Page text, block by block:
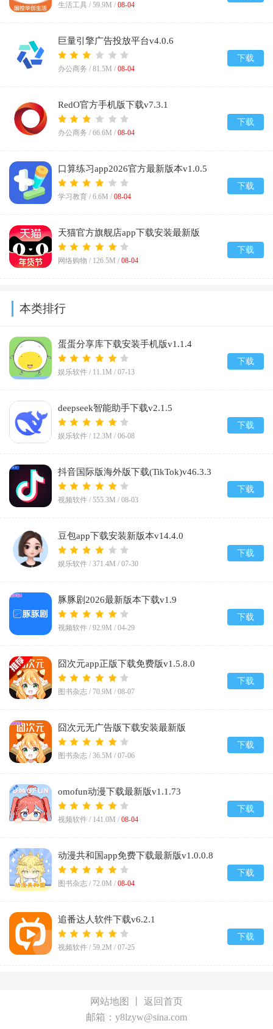
生活工具 / 59.9M / 08-04
巨量引擎广告投放平台v4.0.6
办公商务 / 81.5M / 08-04
下载
RedO官方手机版下载v7.3.1
办公商务 / 66.6M / 08-04
下载
口算练习app2026官方最新版本v1.0.5
学习教育 / 6.6M / 08-04
下载
天猫官方旗舰店app下载安装最新版
v15.86.0
网络购物 / 126.5M / 08-04
下载
本类排行
蛋蛋分享库下载安装手机版v1.1.4
娱乐软件 / 11.1M / 07-13
下载
deepseek智能助手下载v2.1.5
娱乐软件 / 12.3M / 06-08
下载
抖音国际版海外版下载(TikTok)v46.3.3
视频软件 / 555.3M / 08-03
下载
豆包app下载安装新版本v14.4.0
娱乐软件 / 371.4M / 07-30
下载
豚豚剧2026最新版本下载v1.9
视频软件 / 92.9M / 04-29
下载
囧次元app正版下载免费版v1.5.8.0
图书杂志 / 70.9M / 08-07
下载
囧次元无广告版下载安装最新版
2026v1.5.8.0
图书杂志 / 36.5M / 07-06
下载
omofun动漫下载最新版v1.1.73
视频软件 / 141.0M / 08-04
下载
动漫共和国app免费下载最新版v1.0.0.8
图书杂志 / 72.0M / 08-04
下载
追番达人软件下载v6.2.1
视频软件 / 59.2M / 07-25
下载
网站地图
返回首页
邮箱：y8lzyw@sina.com